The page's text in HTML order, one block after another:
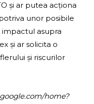
și ar putea acționa
unor posibile
asupra
și ar solicita o
și riscurilor
home?